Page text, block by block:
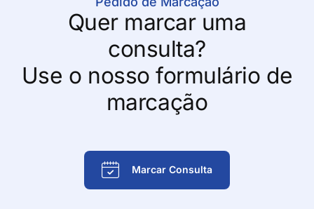
Quer marcar uma
consulta?
Use o nosso formulário de
marcação
Marcar Consulta